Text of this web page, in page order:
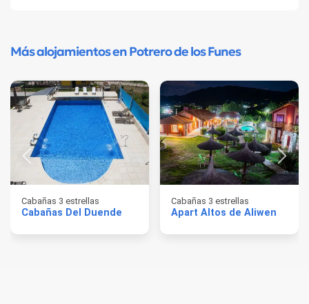
Más alojamientos en Potrero de los Funes
Cabañas 3 estrellas
Cabañas Del Duende
Cabañas 3 estrellas
Apart Altos de Aliwen